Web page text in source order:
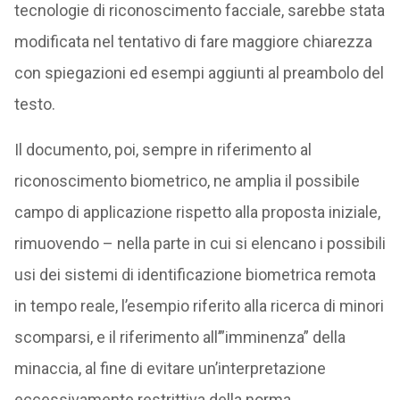
tecnologie di riconoscimento facciale, sarebbe stata
modificata nel tentativo di fare maggiore chiarezza
con spiegazioni ed esempi aggiunti al preambolo del
testo.
Il documento, poi, sempre in riferimento al
riconoscimento biometrico, ne amplia il possibile
campo di applicazione rispetto alla proposta iniziale,
rimuovendo – nella parte in cui si elencano i possibili
usi dei sistemi di identificazione biometrica remota
in tempo reale, l’esempio riferito alla ricerca di minori
scomparsi, e il riferimento all’”imminenza” della
minaccia, al fine di evitare un’interpretazione